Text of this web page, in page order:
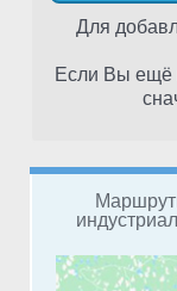
Для
Если Вы ещё